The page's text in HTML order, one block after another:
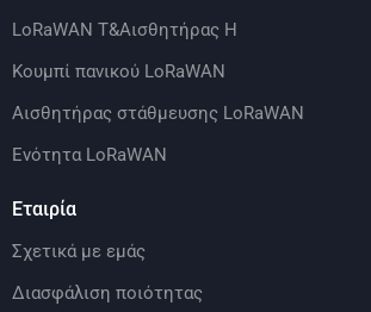
LoRaWAN Τ&Αισθητήρας H
Κουμπί πανικού LoRaWAN
Αισθητήρας στάθμευσης LoRaWAN
Ενότητα LoRaWAN
Εταιρία
Σχετικά με εμάς
Διασφάλιση ποιότητας